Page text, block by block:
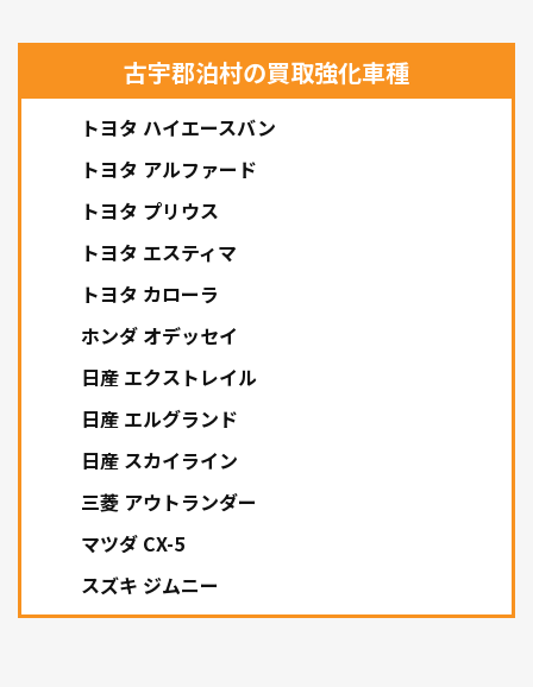
古宇郡泊村の買取強化車種
トヨタ ハイエースバン
トヨタ アルファード
トヨタ プリウス
トヨタ エスティマ
トヨタ カローラ
ホンダ オデッセイ
日産 エクストレイル
日産 エルグランド
日産 スカイライン
三菱 アウトランダー
マツダ CX-5
スズキ ジムニー